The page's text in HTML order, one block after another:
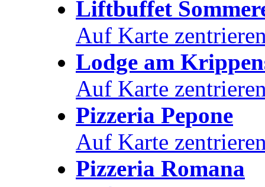
Liftbuffet
Auf Karte
Lodge am
Auf Karte
Pizzeria Pepone
Auf Karte
Pizzeria Romana